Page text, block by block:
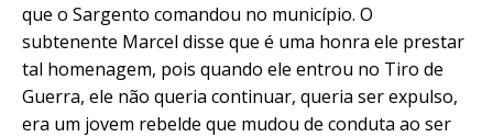
que o Sargento comandou no município. O
subtenente Marcel disse que é uma honra ele prestar
tal homenagem, pois quando ele entrou no Tiro de
Guerra, ele não queria continuar, queria ser expulso,
era um jovem rebelde que mudou de conduta ao ser